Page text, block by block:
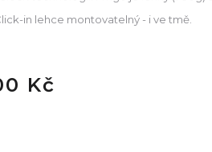
in lehce montovatelný - i ve tmě.
Kč